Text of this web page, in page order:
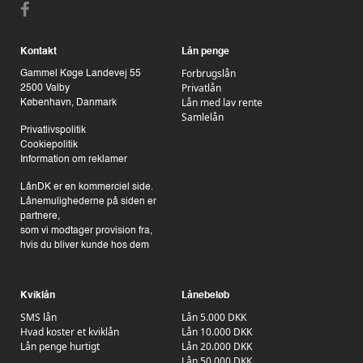
Kontakt
Gammel Køge Landevej 55
2500 Valby
København, Danmark
Privatlivspolitik
Cookiepolitik
Information om reklamer
LånDK er en kommerciel side.
Lånemulighederne på siden er
partnere,
som vi modtager provision fra,
hvis du bliver kunde hos dem
Lån penge
Forbrugslån
Privatlån
Lån med lav rente
Samlelån
Kviklån
SMS lån
Hvad koster et kviklån
Lån penge hurtigt
Lånebeløb
Lån 5.000 DKK
Lån 10.000 DKK
Lån 20.000 DKK